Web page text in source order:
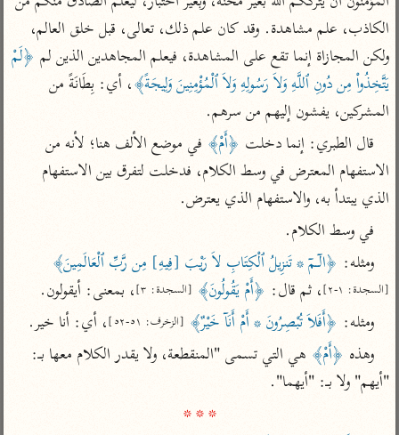
جمع الأقوال
تفسير ابن الجوزي
تفسير الماوردي
منتقاة
تفسير ابن القيم
تفسير ابن تيمية
عامّة
تفسير السمعاني
تفسير مكّي
محاسن التأويل
للقاسمي
موسوعات
تفسير الآلوسي
تفسير الرازي
أخرى
أضواء البيان
نظم الدرر للبقاعي
لغة وبلاغة
التحرير والتنوير
المحرر الوجيز لابن
عطية
البحر المحيط لأبي
البسيط للواحدي
القرآن – تدبر وعمل
تفسير ابن عثيمين
مركَّزة العبارة
تفسير الجلالين
جامع البيان للإيجي
تفسير النسفي
الوجيز للواحدي
تفسير ابن أبي زمنين
ولكن المجازاة إنما تقع على المشاهدة، فيعلم المجاهدين الذين لم
يَتَّخِذُواْ مِن دُونِ ٱللَّهِ وَلاَ رَسُولِهِ وَلاَ ٱلْمُؤْمِنِينَ وَلِيجَةً﴾
المشركين، يفشون إليهم من سرهم.
قال الطبري: إنما دخلت ﴿أَمْ﴾
الذي يبتدأ به، والاستفهام الذي يعترض.
في وسط الكلام.
ومثله: ﴿الۤـمۤ * تَنزِيلُ ٱلْكِتَابِ لاَ رَيْبَ [فِيهِ] مِن رَّبِّ ٱلْعَالَمِينَ﴾
[السجدة: ١-٢] ، ثم قال: ﴿أَمْ يَقُولُونَ﴾ [السجدة: ٣]
، بمعنى: أيقولون.
ومثله: ﴿أَفَلاَ تُبْصِرُونَ * أَمْ أَنَآ خَيْرٌ﴾ [الزخرف: ٥١-٥٢]
، أي: أنا خير.
وهذه ﴿أَمْ﴾
"أيهم" ولا بـ: "أيهما".
* * *